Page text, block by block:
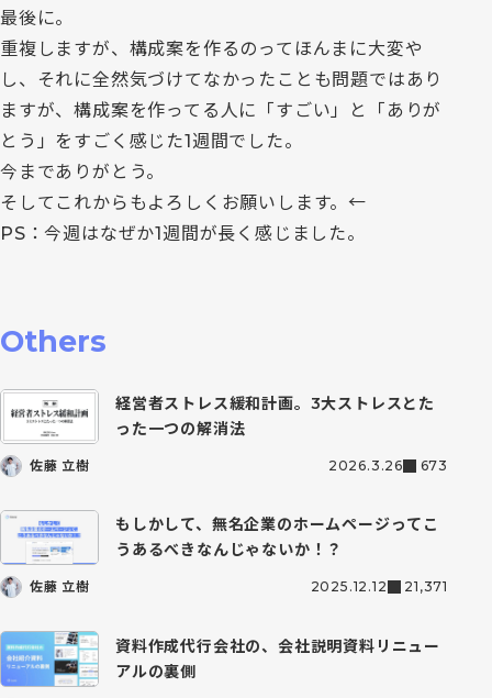
最後に。
重複しますが、構成案を作るのってほんまに大変や
し、それに全然気づけてなかったことも問題ではあり
ますが、構成案を作ってる人に「すごい」と「ありが
とう」をすごく感じた1週間でした。
今までありがとう。
そしてこれからもよろしくお願いします。←
PS：今週はなぜか1週間が長く感じました。
Others
経営者ストレス緩和計画。3大ストレスとた
った一つの解消法
佐藤 立樹 2026.3.26 673
もしかして、無名企業のホームページってこ
うあるべきなんじゃないか！？
佐藤 立樹 2025.12.12 21,371
資料作成代行会社の、会社説明資料リニュー
アルの裏側